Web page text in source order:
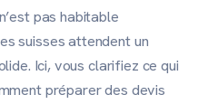
pas habitable
suisses attendent un
Ici, vous clarifiez ce qui
préparer des devis